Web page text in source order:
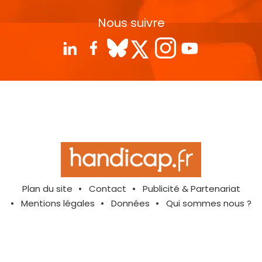
Nous suivre
Plan du site Contact
Publicité & Partenariat
Mentions légales
Données Qui sommes nous ?